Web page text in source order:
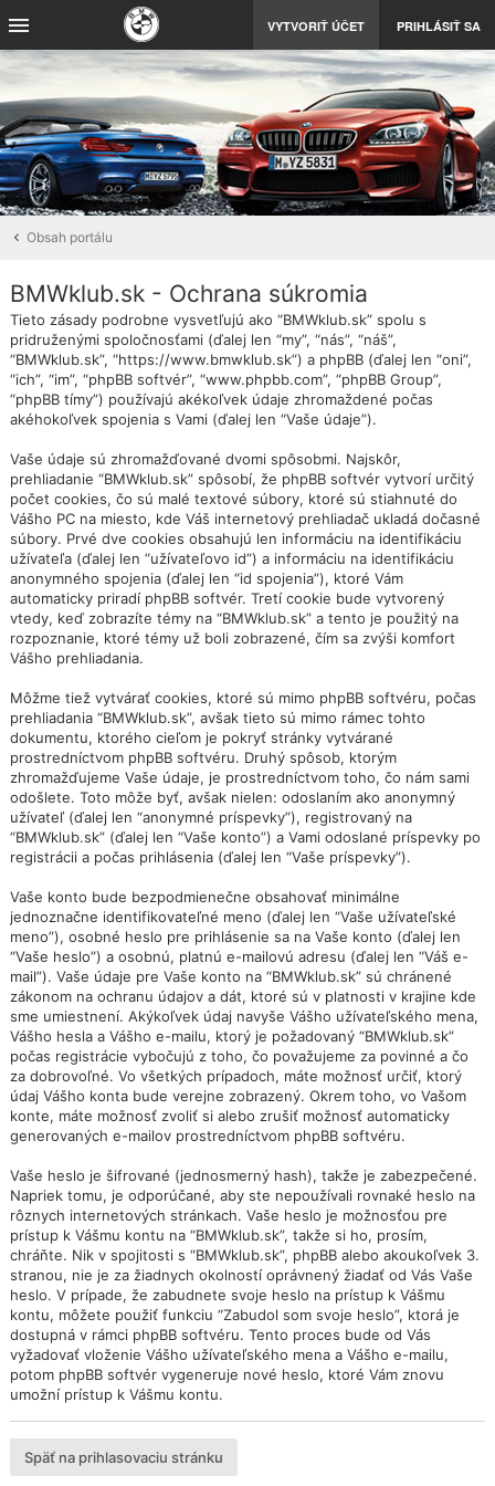
VYTVORIŤ ÚČET PRIHLÁSIŤ SA
Obsah portálu
BMWklub.sk - Ochrana súkromia
Tieto zásady podrobne vysvetľujú ako “BMWklub.sk” spolu s
pridruženými spoločnosťami (ďalej len “my”, “nás”, “náš”,
“BMWklub.sk”, “https://www.bmwklub.sk”) a phpBB (ďalej len “oni”,
“ich”, “im”, “phpBB softvér”, “www.phpbb.com”, “phpBB Group”,
“phpBB tímy”) používajú akékoľvek údaje zhromaždené počas
akéhokoľvek spojenia s Vami (ďalej len “Vaše údaje”).
Vaše údaje sú zhromažďované dvomi spôsobmi. Najskôr,
prehliadanie “BMWklub.sk” spôsobí, že phpBB softvér vytvorí určitý
počet cookies, čo sú malé textové súbory, ktoré sú stiahnuté do
Vášho PC na miesto, kde Váš internetový prehliadač ukladá dočasné
súbory. Prvé dve cookies obsahujú len informáciu na identifikáciu
užívateľa (ďalej len “užívateľovo id”) a informáciu na identifikáciu
anonymného spojenia (ďalej len “id spojenia”), ktoré Vám
automaticky priradí phpBB softvér. Tretí cookie bude vytvorený
vtedy, keď zobrazíte témy na “BMWklub.sk” a tento je použitý na
rozpoznanie, ktoré témy už boli zobrazené, čím sa zvýši komfort
Vášho prehliadania.
Môžme tiež vytvárať cookies, ktoré sú mimo phpBB softvéru, počas
prehliadania “BMWklub.sk”, avšak tieto sú mimo rámec tohto
dokumentu, ktorého cieľom je pokryť stránky vytvárané
prostredníctvom phpBB softvéru. Druhý spôsob, ktorým
zhromažďujeme Vaše údaje, je prostredníctvom toho, čo nám sami
odošlete. Toto môže byť, avšak nielen: odoslaním ako anonymný
užívateľ (ďalej len “anonymné príspevky”), registrovaný na
“BMWklub.sk” (ďalej len “Vaše konto”) a Vami odoslané príspevky po
registrácii a počas prihlásenia (ďalej len “Vaše príspevky”).
Vaše konto bude bezpodmienečne obsahovať minimálne
jednoznačne identifikovateľné meno (ďalej len “Vaše užívateľské
meno”), osobné heslo pre prihlásenie sa na Vaše konto (ďalej len
“Vaše heslo”) a osobnú, platnú e-mailovú adresu (ďalej len “Váš e-
mail”). Vaše údaje pre Vaše konto na “BMWklub.sk” sú chránené
zákonom na ochranu údajov a dát, ktoré sú v platnosti v krajine kde
sme umiestnení. Akýkoľvek údaj navyše Vášho užívateľského mena,
Vášho hesla a Vášho e-mailu, ktorý je požadovaný “BMWklub.sk”
počas registrácie vybočujú z toho, čo považujeme za povinné a čo
za dobrovoľné. Vo všetkých prípadoch, máte možnosť určiť, ktorý
údaj Vášho konta bude verejne zobrazený. Okrem toho, vo Vašom
konte, máte možnosť zvoliť si alebo zrušiť možnosť automaticky
generovaných e-mailov prostredníctvom phpBB softvéru.
Vaše heslo je šifrované (jednosmerný hash), takže je zabezpečené.
Napriek tomu, je odporúčané, aby ste nepoužívali rovnaké heslo na
rôznych internetových stránkach. Vaše heslo je možnosťou pre
prístup k Vášmu kontu na “BMWklub.sk”, takže si ho, prosím,
chráňte. Nik v spojitosti s “BMWklub.sk”, phpBB alebo akoukoľvek 3.
stranou, nie je za žiadnych okolností oprávnený žiadať od Vás Vaše
heslo. V prípade, že zabudnete svoje heslo na prístup k Vášmu
kontu, môžete použiť funkciu “Zabudol som svoje heslo”, ktorá je
dostupná v rámci phpBB softvéru. Tento proces bude od Vás
vyžadovať vloženie Vášho užívateľského mena a Vášho e-mailu,
potom phpBB softvér vygeneruje nové heslo, ktoré Vám znovu
umožní prístup k Vášmu kontu.
Späť na prihlasovaciu stránku